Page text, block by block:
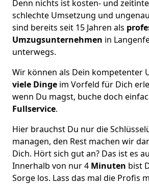
Denn nichts ist kosten- und
schlechte Umsetzung und
sind bereits seit 15 Jahren als
Umzugsunternehmen in
unterwegs.
Wir können als Dein kompetenter
viele Dinge im Vorfeld für Dich
wenn Du magst, buche doch
Fullservice.
Hier brauchst Du nur die
managen, den Rest machen wir
Dich. Hört sich gut an? Das ist es
Innerhalb von nur 4 Minuten bist
Sorge los. Lass das mal die Profis